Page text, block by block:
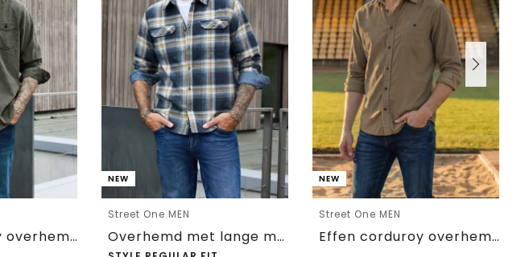
Effen corduroy overhemd met lange mouwen
NEW
Street One MEN
Overhemd met lange mouwen, borstzakken en ruitjespatroon
NEW
Street One MEN
Effen corduroy overhemd met lange mouwen